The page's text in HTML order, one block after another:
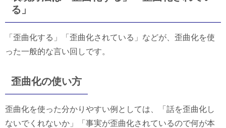
る」
「歪曲化する」「歪曲化されている」などが、歪曲化を使
った一般的な言い回しです。
歪曲化の使い方
歪曲化を使った分かりやすい例としては、「話を歪曲化し
ないでくれないか」「事実が歪曲化されているので何が本